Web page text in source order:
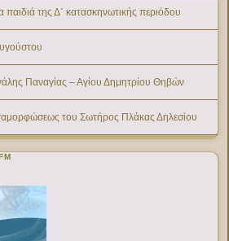
της Δ΄ κατασκηνωτικής περιόδου
Παναγίας – Αγίου Δημητρίου Θηβών
του Σωτήρος Πλάκας Δηλεσίου